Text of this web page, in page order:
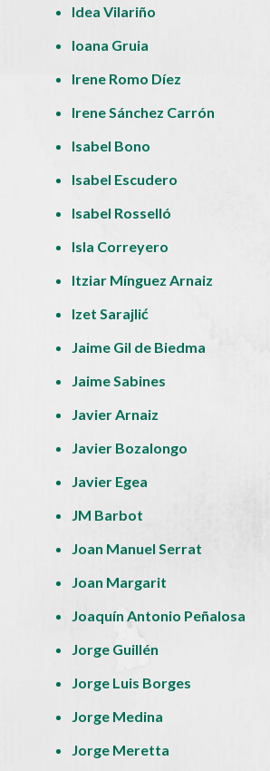
Idea Vilariño
Ioana Gruia
Irene Romo Díez
Irene Sánchez Carrón
Isabel Bono
Isabel Escudero
Isabel Rosselló
Isla Correyero
Itziar Mínguez Arnaiz
Izet Sarajlić
Jaime Gil de Biedma
Jaime Sabines
Javier Arnaiz
Javier Bozalongo
Javier Egea
JM Barbot
Joan Manuel Serrat
Joan Margarit
Joaquín Antonio Peñalosa
Jorge Guillén
Jorge Luis Borges
Jorge Medina
Jorge Meretta